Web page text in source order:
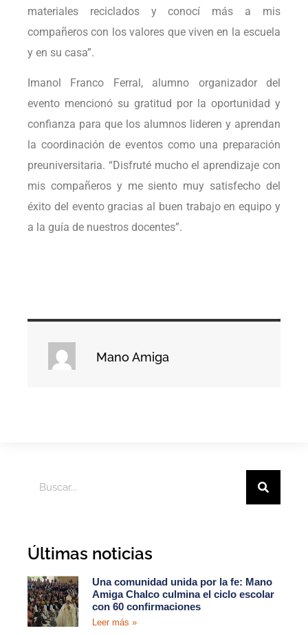
materiales reciclados y conocí más a mis
compañeros con los valores que viven en la escuela
y en su casa”.
Imanol Franco Ferral, alumno organizador del
evento mencionó su gratitud por la oportunidad y
confianza para que los alumnos lideren y aprendan
la coordinación de eventos como una preparación
preuniversitaria. “Disfruté mucho el aprendizaje con
mis compañeros y me siento muy satisfecho del
éxito del evento gracias al buen trabajo en equipo y
a la guía de nuestros docentes”.
Mano Amiga
Últimas noticias
Una comunidad unida por la fe: Mano
Amiga Chalco culmina el ciclo escolar
con 60 confirmaciones
Leer más »